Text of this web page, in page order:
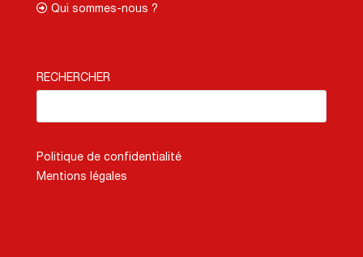
Qui sommes-nous ?
RECHERCHER
Politique de confidentialité
Mentions légales